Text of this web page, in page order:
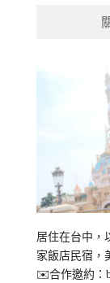
居住在台中，
家飯店民宿，
✉️合作邀約：